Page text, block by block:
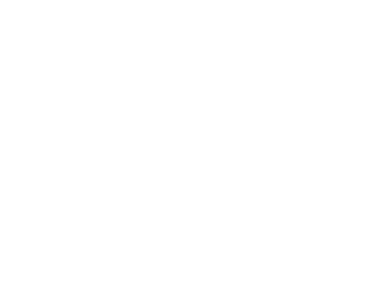
aos favoritos